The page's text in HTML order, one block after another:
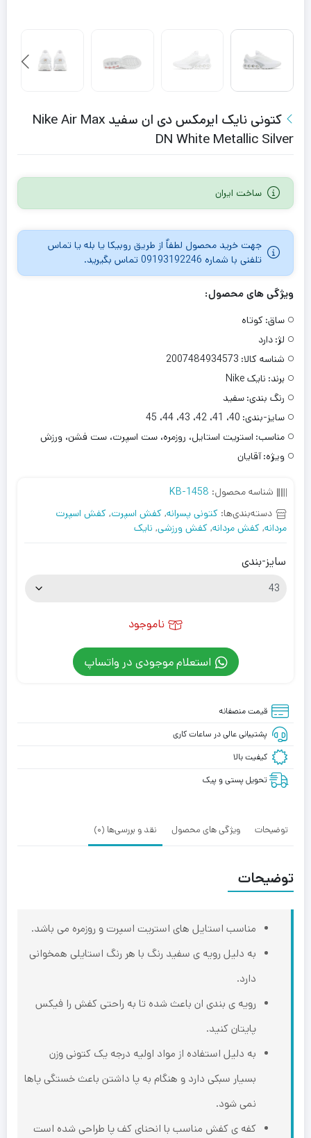
کتونی نایک ایرمکس دی ان سفید Nike Air Max
DN White Metallic Silver
ساخت ایران
جهت خرید محصول لطفاٌ از طریق روبیکا یا بله یا تماس
تلفنی با شماره 09193192246 تماس بگیرید.
ویژگی های محصول:
ساق: کوتاه
لژ: دارد
شناسه کالا: 2007484934573
برند: نایک Nike
رنگ بندی: سفید
سایز-بندی: 40، 41، 42، 43، 44، 45
مناسب: استریت استایل، روزمره، ست اسپرت، ست فشن، ورزش
ویژه: آقایان
شناسه محصول: KB-1458
دسته‌بندی‌ها: کتونی پسرانه, کفش اسپرت, کفش اسپرت
مردانه, کفش مردانه, کفش ورزشی, نایک
سایز-بندی
ناموجود
استعلام موجودی در واتساپ
قیمت منصفانه
پشتیبانی عالی در ساعات کاری
کیفیت بالا
تحویل پستی و پیک
توضیحات ویژگی های محصول نقد و بررسی‌ها (0)
توضیحات
مناسب استایل های استریت اسپرت و روزمره می باشد.
به دلیل رویه ی سفید رنگ با هر رنگ استایلی همخوانی
دارد.
رویه ی بندی ان باعث شده تا به راحتی کفش را فیکس
پایتان کنید.
به دلیل استفاده از مواد اولیه درجه یک کتونی وزن
بسیار سبکی دارد و هنگام به پا داشتن باعث خستگی پاها
نمی شود‌.
کفه ی کفش مناسب با انحنای کف پا طراحی شده است